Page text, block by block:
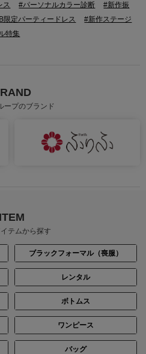
ス #パーソナルカラー診断
#新作振
限定パーティードレス
#新作ステージ
特集
ープのブランド
ITEM
テムから探す
ブラックフォーマル（喪服）
レンタル
ボトムス
ワンピース
バッグ